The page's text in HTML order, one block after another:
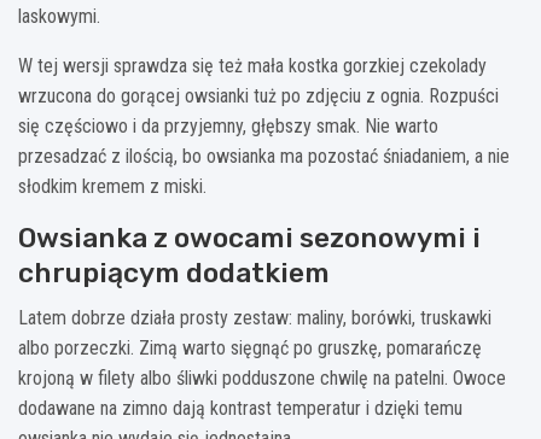
laskowymi.
W tej wersji sprawdza się też mała kostka gorzkiej czekolady
wrzucona do gorącej owsianki tuż po zdjęciu z ognia. Rozpuści
się częściowo i da przyjemny, głębszy smak. Nie warto
przesadzać z ilością, bo owsianka ma pozostać śniadaniem, a nie
słodkim kremem z miski.
Owsianka z owocami sezonowymi i
chrupiącym dodatkiem
Latem dobrze działa prosty zestaw: maliny, borówki, truskawki
albo porzeczki. Zimą warto sięgnąć po gruszkę, pomarańczę
krojoną w filety albo śliwki podduszone chwilę na patelni. Owoce
dodawane na zimno dają kontrast temperatur i dzięki temu